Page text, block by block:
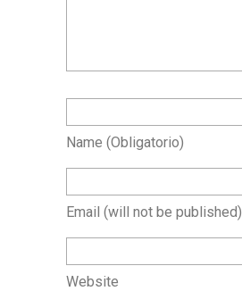
Name (obligatorio)
Email (will not be published)
Website